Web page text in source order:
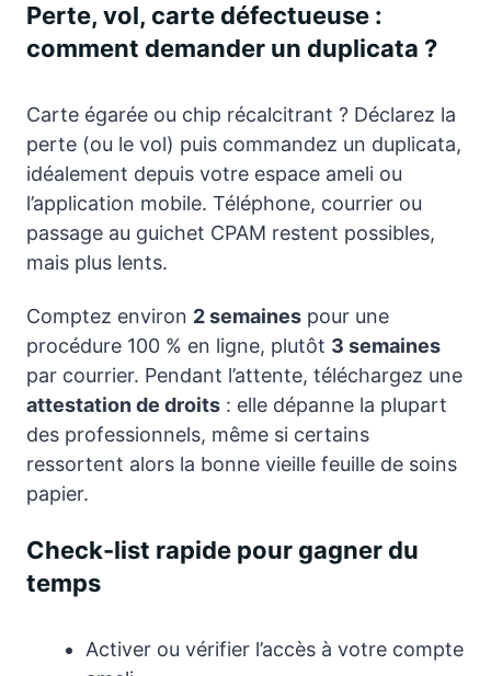
Perte, vol, carte défectueuse :
comment demander un duplicata ?
Carte égarée ou chip récalcitrant ? Déclarez la
perte (ou le vol) puis commandez un duplicata,
idéalement depuis votre espace ameli ou
l’application mobile. Téléphone, courrier ou
passage au guichet CPAM restent possibles,
mais plus lents.
Comptez environ 2 semaines pour une
procédure 100 % en ligne, plutôt 3 semaines
par courrier. Pendant l’attente, téléchargez une
attestation de droits : elle dépanne la plupart
des professionnels, même si certains
ressortent alors la bonne vieille feuille de soins
papier.
Check-list rapide pour gagner du
temps
Activer ou vérifier l’accès à votre compte